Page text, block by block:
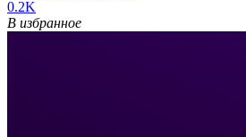
0.2K
В избранное